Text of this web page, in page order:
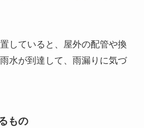
していると、屋外の配管や換
水が到達して、雨漏りに気づ
もの